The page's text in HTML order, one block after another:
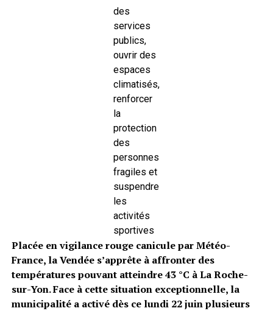
des
services
publics,
ouvrir des
espaces
climatisés,
renforcer
la
protection
des
personnes
fragiles et
suspendre
les
activités
sportives
Placée en vigilance rouge canicule par Météo-
France, la Vendée s’apprête à affronter des
températures pouvant atteindre 43 °C à La Roche-
sur-Yon. Face à cette situation exceptionnelle, la
municipalité a activé dès ce lundi 22 juin plusieurs